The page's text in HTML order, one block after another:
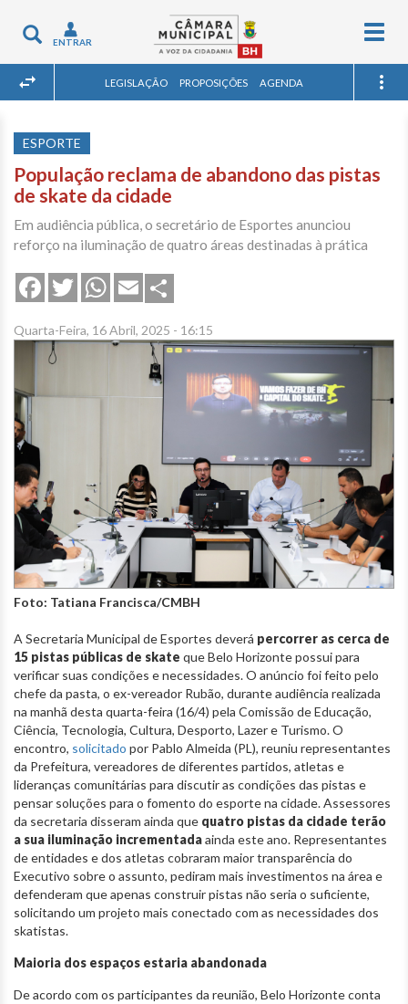
Toggle
navigation
ENTRAR
LEGISLAÇÃO PROPOSIÇÕES AGENDA
ESPORTE
População reclama de abandono das pistas
de skate da cidade
Em audiência pública, o secretário de Esportes anunciou
reforço na iluminação de quatro áreas destinadas à prática
FacebookTwitterWhatsApp
Email
Quarta-Feira, 16 Abril, 2025 - 16:15
Foto: Tatiana Francisca/CMBH
A Secretaria Municipal de Esportes deverá percorrer as cerca de
15 pistas públicas de skate que Belo Horizonte possui para
verificar suas condições e necessidades. O anúncio foi feito pelo
chefe da pasta, o ex-vereador Rubão, durante audiência realizada
na manhã desta quarta-feira (16/4) pela Comissão de Educação,
Ciência, Tecnologia, Cultura, Desporto, Lazer e Turismo. O
encontro, solicitado por Pablo Almeida (PL), reuniu representantes
da Prefeitura, vereadores de diferentes partidos, atletas e
lideranças comunitárias para discutir as condições das pistas e
pensar soluções para o fomento do esporte na cidade. Assessores
da secretaria disseram ainda que quatro pistas da cidade terão
a sua iluminação incrementadaainda este ano. Representantes
de entidades e dos atletas cobraram maior transparência do
Executivo sobre o assunto, pediram mais investimentos na área e
defenderam que apenas construir pistas não seria o suficiente,
solicitando um projeto mais conectado com as necessidades dos
skatistas.
Maioria dos espaços estaria abandonada
De acordo com os participantes da reunião, Belo Horizonte conta